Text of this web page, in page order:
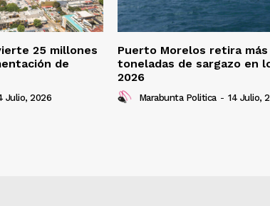
25 millones
de
Julio, 2026
Puerto Morelos retira
toneladas de sargazo en
2026
Marabunta Politica - 14 Julio,